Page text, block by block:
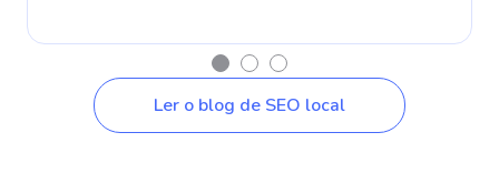
Ler o blog de SEO local